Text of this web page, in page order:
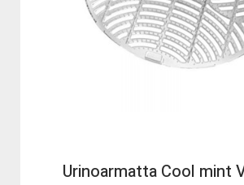
Urinoarmatta Cool mint